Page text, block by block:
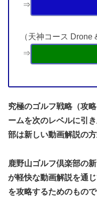
⇒
（天神コース
⇒
究極のゴルフ戦略（攻
ームを次のレベルに引
部は新しい動画解説の
鹿野山ゴルフ倶楽部の
が軽快な動画解説を通
を攻略するためのもの